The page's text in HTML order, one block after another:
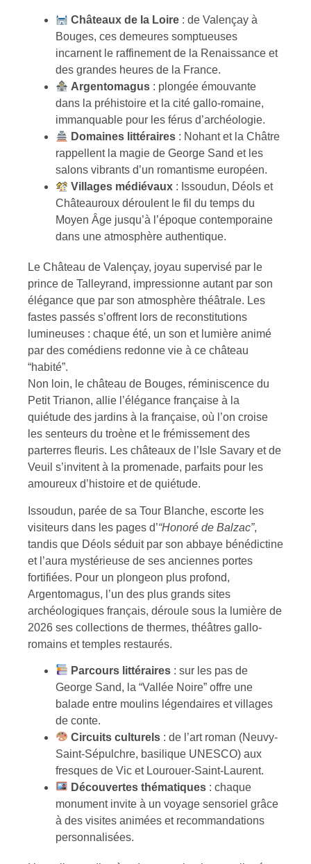
Châteaux de la Loire : de Valençay à
Bouges, ces demeures somptueuses
incarnent le raffinement de la Renaissance et
des grandes heures de la France.
Argentomagus : plongée émouvante
dans la préhistoire et la cité gallo-romaine,
immanquable pour les férus d’archéologie.
Domaines littéraires : Nohant et la Châtre
rappellent la magie de George Sand et les
salons vibrants d’un romantisme européen.
Villages médiévaux : Issoudun, Déols et
Châteauroux déroulent le fil du temps du
Moyen Âge jusqu’à l’époque contemporaine
dans une atmosphère authentique.
Le Château de Valençay, joyau supervisé par le
prince de Talleyrand, impressionne autant par son
élégance que par son atmosphère théâtrale. Les
fastes passés s’offrent lors de reconstitutions
lumineuses : chaque été, un son et lumière animé
par des comédiens redonne vie à ce château
“habité”.
Non loin, le château de Bouges, réminiscence du
Petit Trianon, allie l’élégance française à la
quiétude des jardins à la française, où l’on croise
les senteurs du troène et le frémissement des
parterres fleuris. Les châteaux de l’Isle Savary et de
Veuil s’invitent à la promenade, parfaits pour les
amoureux d’histoire et de quiétude.
Issoudun, parée de sa Tour Blanche, escorte les
visiteurs dans les pages d’“Honoré de Balzac”,
tandis que Déols séduit par son abbaye bénédictine
et l’aura mystérieuse de ses anciennes portes
fortifiées. Pour un plongeon plus profond,
Argentomagus, l’un des plus grands sites
archéologiques français, déroule sous la lumière de
2026 ses collections de thermes, théâtres gallo-
romains et temples restaurés.
Parcours littéraires : sur les pas de
George Sand, la “Vallée Noire” offre une
balade entre moulins légendaires et villages
de conte.
Circuits culturels : de l’art roman (Neuvy-
Saint-Sépulchre, basilique UNESCO) aux
fresques de Vic et Lourouer-Saint-Laurent.
Découvertes thématiques : chaque
monument invite à un voyage sensoriel grâce
à des visites animées et recommandations
personnalisées.